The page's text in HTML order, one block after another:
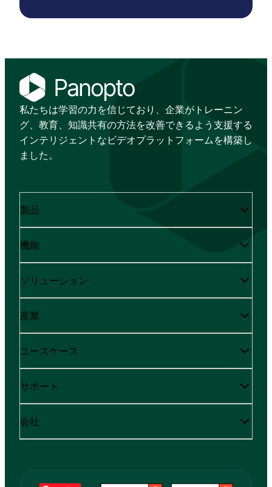
私たちは学習の力を信じており、企業がトレーニン
グ、教育、知識共有の方法を改善できるよう支援する
インテリジェントなビデオプラットフォームを構築し
ました。
製品
機能
ソリューション
産業
ユースケース
サポート
会社